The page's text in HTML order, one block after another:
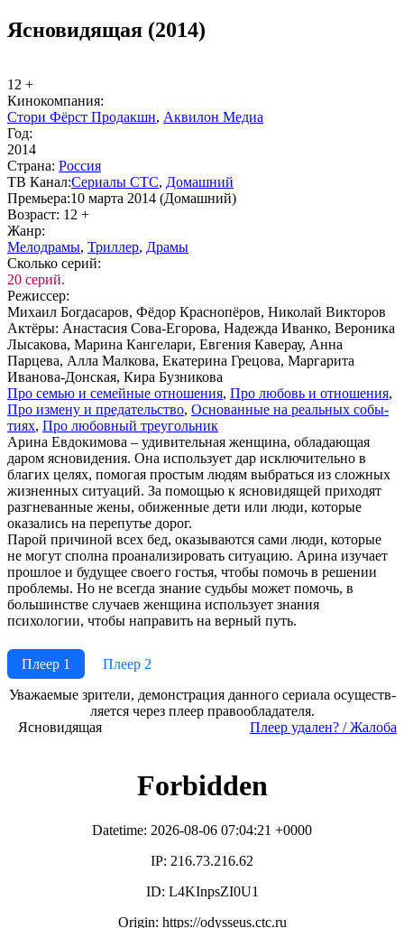
Ясновидящая (2014)
12 +
Ки­но­ком­па­ния:
Стори Фёрст Продакшн, Аквилон Медиа
Год:
2014
Стра­на: Рос­сия
ТВ Ка­нал:Се­риа­лы СТС, До­маш­ний
Пре­мье­ра:10 марта 2014 (Домашний)
Воз­раст: 12 +
Жанр:
Ме­ло­дра­мы, Трил­лер, Дра­мы
Сколь­ко се­рий:
20 серий.
Ре­жис­сер:
Михаил Богдасаров, Фёдор Краснопёров, Николай Викторов
Ак­тё­ры: Анастасия Сова-Егорова, Надежда Иванко, Вероника
Лысакова, Марина Кангелари, Евгения Каверау, Анна
Парцева, Алла Малкова, Екатерина Грецова, Маргарита
Иванова-Донская, Кира Бузникова
Про се­мью и се­мей­ные от­но­ше­ния, Про лю­бовь и от­но­ше­ния,
Про из­ме­ну и пре­да­тель­ст­во, Ос­но­ван­ные на ре­аль­ных со­бы­
ти­ях, Про лю­бов­ный тре­уголь­ник
Арина Евдокимова – удивительная женщина, обладающая
даром ясновидения. Она использует дар исключительно в
благих целях, помогая простым людям выбраться из сложных
жизненных ситуаций. За помощью к ясновидящей приходят
разгневанные жены, обиженные дети или люди, которые
оказались на перепутье дорог.
Парой причиной всех бед, оказываются сами люди, которые
не могут сполна проанализировать ситуацию. Арина изучает
прошлое и будущее своего гостья, чтобы помочь в решении
проблемы. Но не всегда знание судьбы может помочь, в
большинстве случаев женщина использует знания
психологии, чтобы направить на верный путь.
Плеер 1
Плеер 2
Ува­жае­мые зри­те­ли, де­мон­ст­ра­ция дан­но­го се­риа­ла осу­ще­ст­в­
ля­ет­ся че­рез пле­ер пра­во­об­ла­да­те­ля.
Ясновидящая
Пле­ер уда­лен? / Жа­ло­ба